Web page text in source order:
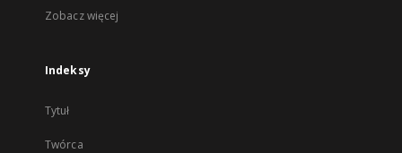
Zobacz więcej
Indeksy
Tytuł
Twórca